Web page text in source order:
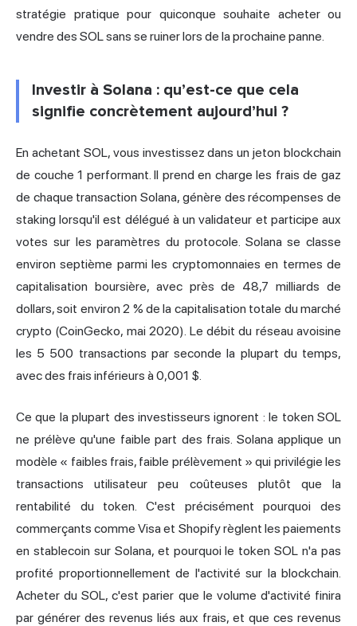
stratégie pratique pour quiconque souhaite acheter ou
vendre des SOL sans se ruiner lors de la prochaine panne.
Investir à Solana : qu’est-ce que cela
signifie concrètement aujourd’hui ?
En achetant SOL, vous investissez dans un jeton blockchain
de couche 1 performant. Il prend en charge les frais de gaz
de chaque transaction Solana, génère des récompenses de
staking lorsqu'il est délégué à un validateur et participe aux
votes sur les paramètres du protocole. Solana se classe
environ septième parmi les cryptomonnaies en termes de
capitalisation boursière, avec près de 48,7 milliards de
dollars, soit environ 2 % de la capitalisation totale du marché
crypto (CoinGecko, mai 2020). Le débit du réseau avoisine
les 5 500 transactions par seconde la plupart du temps,
avec des frais inférieurs à 0,001 $.
Ce que la plupart des investisseurs ignorent : le token SOL
ne prélève qu'une faible part des frais. Solana applique un
modèle « faibles frais, faible prélèvement » qui privilégie les
transactions utilisateur peu coûteuses plutôt que la
rentabilité du token. C'est précisément pourquoi des
commerçants comme Visa et Shopify règlent les paiements
en stablecoin sur Solana, et pourquoi le token SOL n'a pas
profité proportionnellement de l'activité sur la blockchain.
Acheter du SOL, c'est parier que le volume d'activité finira
par générer des revenus liés aux frais, et que ces revenus